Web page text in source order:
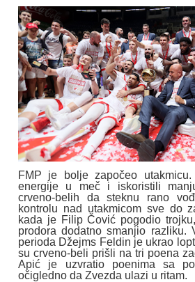
FMP je bolje započeo
energije u meč i iskoristili
crveno-belih da steknu rano
kontrolu nad utakmicom sve do
kada je Filip Čović pogodio
prodora dodatno smanjio razliku.
perioda Džejms Feldin je ukrao
su crveno-beli prišli na tri poena
Apić je uzvratio poenima sa
očigledno da Zvezda ulazi u ritam.